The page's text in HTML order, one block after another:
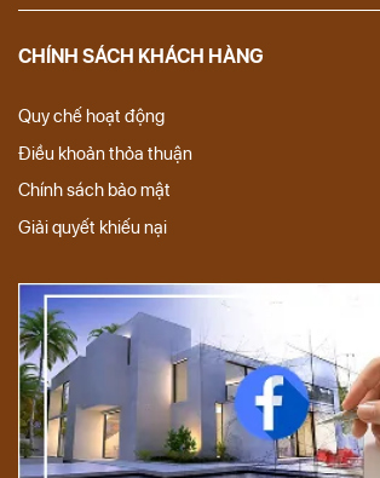
CHÍNH SÁCH KHÁCH HÀNG
Quy chế hoạt động
Điều khoản thỏa thuận
Chính sách bảo mật
Giải quyết khiếu nại